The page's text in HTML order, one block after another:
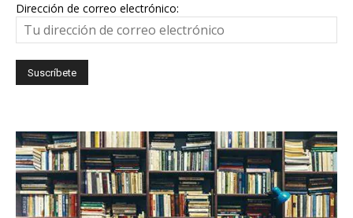
Dirección de correo electrónico: